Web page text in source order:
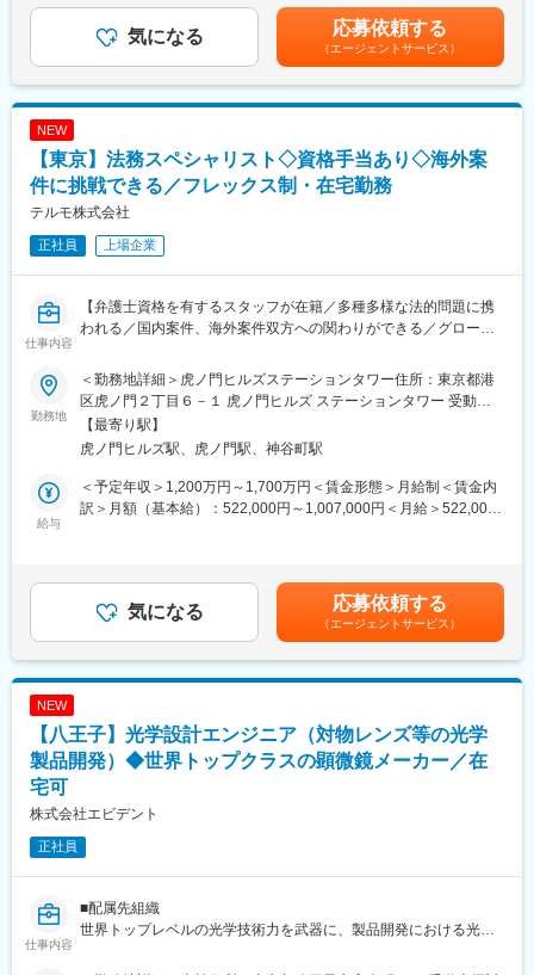
・製品の設置
・使用説明
・製品の保守、修理、検査業務
※定期的に出張が発生します。
■担当製品について：
当社で開発製造している万能試験機（引張・圧縮試験機）になり
ます。製品の詳細については、下記URLよりご確認ください。
pull_compression/
入社後半年から1年間をかけて、現場でのOJT研修を通しながら業
務を習得して頂きます。座学研修もございますので、製品に関す
る知識がなくてもキャッチアップいただける環境を整えておりま
す。
■就業環境：
同社の就業環境はとてもよくワークライフバランスが保てる環境
■当社の特徴：
電子天秤のシェアは国内トップ、家庭用血圧計の生産台数は国内2
の分野において市場占有率の高い製品を有しており、国内にとど
るケースがございます。
月賃金はあくまでも目安の金額であり、選考を通じて上下する可
能性があります。月給(月額)は固定手当を含めた表記です。
気になる 応募依頼する
（エージェントサービス）
NEW
【東京】法務スペシャリスト◇資格手当あり◇海外案
件に挑戦できる／フレックス制・在宅勤務
テルモ株式会社
正社員 上場企業
仕事内容
【弁護士資格を有するスタッフが在籍／多種多様な法的問題に携
われる／国内案件、海外案件双方への関わりができる／グローバ
達な議論、風通し良好な社風／働き方◎／フレックス制や在宅勤
務制度あり】
■業務概要：
・企業買収、資本出資など国内外の各種投資や提携案件支援
・製品供給契約、代理店契約、業務委託契約などの契約審査を中
心とする契約リスク管理
・国内における訴訟の追行、裁判外紛争への対応
バイス
■お任せする仕事：
■仕事の魅力：
で感じ、
時には関係部門をリードして会社全体を動かし、会社の成長に貢
■本部署の社風：
・中途社員が半分以上入社していることもあり、様々なバックグ
勤務地
＜勤務地詳細＞虎ノ門ヒルズステーションタワー住所：東京都港
区虎ノ門２丁目６－１ 虎ノ門ヒルズ ステーションタワー 受動喫
煙対策：敷地内喫煙可能場所あり変更の範囲：会社の定める事業
所
【最寄り駅】
虎ノ門ヒルズ駅、虎ノ門駅、神谷町駅
給与
＜予定年収＞1,200万円～1,700万円＜賃金形態＞月給制＜賃金内
訳＞月額（基本給）：522,000円～1,007,000円＜月給＞522,000
でも目安の金額であり、選考を通じて上下する可能性がありま
す。月給(月額)は固定手当を含めた表記です。
気になる 応募依頼する
（エージェントサービス）
NEW
【八王子】光学設計エンジニア（対物レンズ等の光学
製品開発）◆世界トップクラスの顕微鏡メーカー／在
宅可
株式会社エビデント
正社員
仕事内容
■配属先組織
世界トップレベルの光学技術力を武器に、製品開発における光学